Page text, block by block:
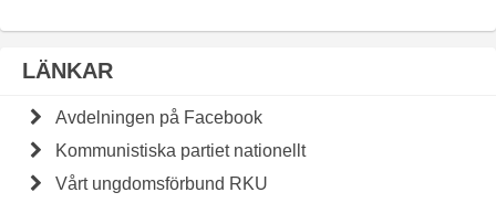
LÄNKAR
Avdelningen på Facebook
Kommunistiska partiet nationellt
Vårt ungdomsförbund RKU